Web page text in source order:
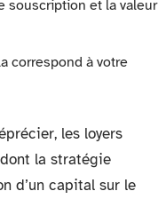
souscription et la valeur
correspond à votre
les loyers
la stratégie
d’un capital sur le